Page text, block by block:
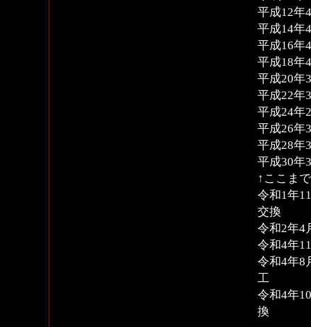
平成12
平成14
平成16
平成18
平成20
平成22
平成24
平成26
平成28
平成30
↑ここま
令和1年
交換
令和2年
令和4年
令和4
工
令和4
換